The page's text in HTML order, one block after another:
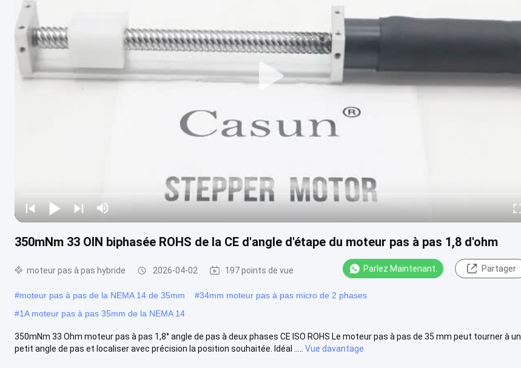
350mNm 33 OIN biphasée ROHS de la CE d'angle d'étape du moteur pas à pas 1,8 d'ohm
moteur pas à pas hybride 2026-04-02 197 points de vue Parlez Maintenant. Partager
#moteur pas à pas de la NEMA 14 de 35mm #34mm moteur pas à pas micro de 2 phases
#1A moteur pas à pas 35mm de la NEMA 14
350mNm 33 Ohm moteur pas à pas 1,8° angle de pas à deux phases CE ISO ROHS Le moteur pas à pas de 35 mm peut tourner à un
petit angle de pas et localiser avec précision la position souhaitée. Idéal .....
Vue davantage